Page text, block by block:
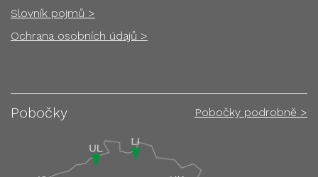
Slovník pojmů >
Ochrana osobních údajů >
Pobočky Pobočky podrobně >